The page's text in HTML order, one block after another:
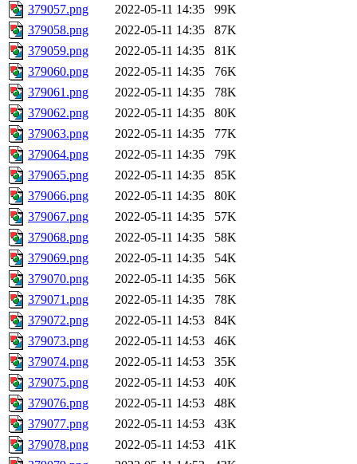
379057.png
2022-05-11 14:35
99K
379058.png
2022-05-11 14:35
87K
379059.png
2022-05-11 14:35
81K
379060.png
2022-05-11 14:35
76K
379061.png
2022-05-11 14:35
78K
379062.png
2022-05-11 14:35
80K
379063.png
2022-05-11 14:35
77K
379064.png
2022-05-11 14:35
79K
379065.png
2022-05-11 14:35
85K
379066.png
2022-05-11 14:35
80K
379067.png
2022-05-11 14:35
57K
379068.png
2022-05-11 14:35
58K
379069.png
2022-05-11 14:35
54K
379070.png
2022-05-11 14:35
56K
379071.png
2022-05-11 14:35
78K
379072.png
2022-05-11 14:53
84K
379073.png
2022-05-11 14:53
46K
379074.png
2022-05-11 14:53
35K
379075.png
2022-05-11 14:53
40K
379076.png
2022-05-11 14:53
48K
379077.png
2022-05-11 14:53
43K
379078.png
2022-05-11 14:53
41K